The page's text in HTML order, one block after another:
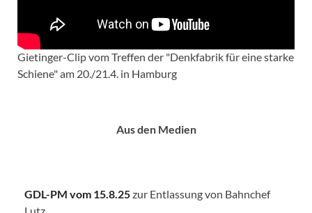
Gietinger-Clip vom Treffen der "Denkfabrik für eine starke
Schiene" am 20./21.4. in Hamburg
Aus den Medien
GDL-PM vom 15.8.25zur Entlassung von Bahnchef